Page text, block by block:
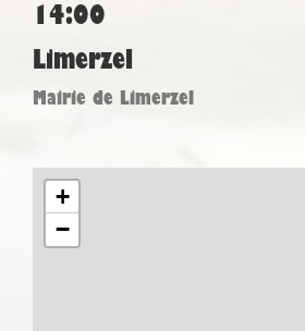
14:00
Limerzel
Mairie de Limerzel
+
−